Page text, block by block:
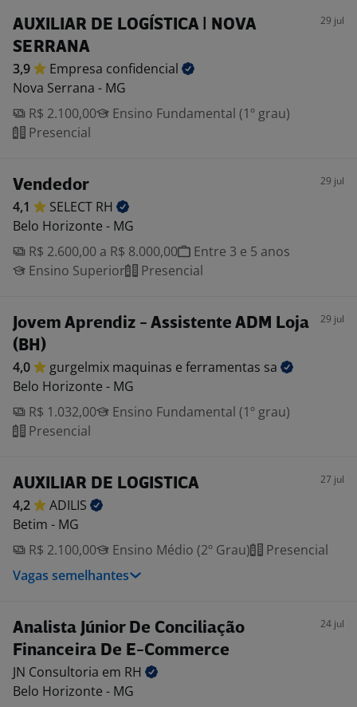
AUXILIAR DE LOGÍSTICA | NOVA
SERRANA
29 jul
3,9 Empresa confidencial
Nova Serrana - MG
R$ 2.100,00
Ensino Fundamental (1º grau)
Presencial
Vendedor 29 jul
4,1 SELECT RH
Belo Horizonte - MG
R$ 2.600,00 a R$ 8.000,00
Entre 3 e 5 anos
Ensino Superior
Presencial
Jovem Aprendiz - Assistente ADM Loja
(BH)
29 jul
4,0 gurgelmix maquinas e ferramentas sa
Belo Horizonte - MG
R$ 1.032,00
Ensino Fundamental (1º grau)
Presencial
AUXILIAR DE LOGISTICA 27 jul
4,2
ADILIS
Betim - MG
R$ 2.100,00
Ensino Médio (2º Grau)
Presencial
Vagas semelhantes
Analista Júnior De Conciliação
Financeira De E-Commerce
24 jul
JN Consultoria em RH
Belo Horizonte - MG